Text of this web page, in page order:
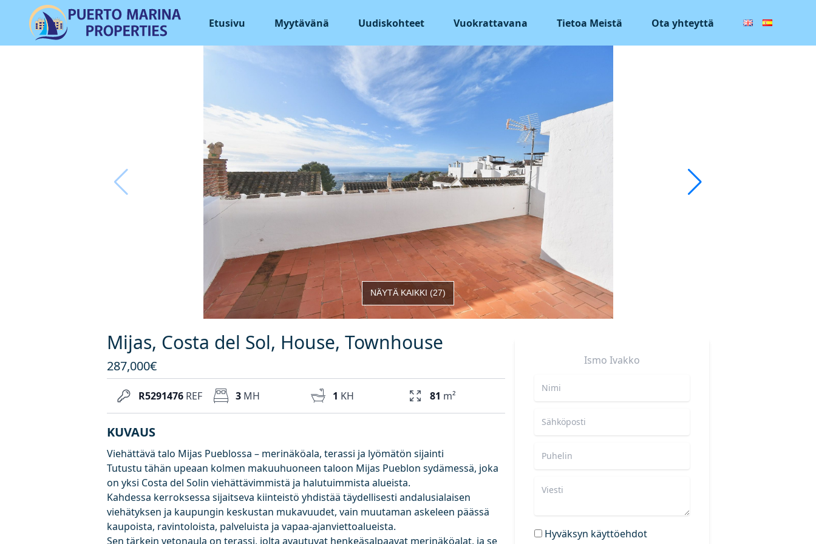
Etusivu Myytävänä Uudiskohteet Vuokrattavana Tietoa Meistä Ota yhteyttä
NÄYTÄ KAIKKI (27)
Mijas, Costa del Sol, House, Townhouse
287,000€
R5291476 REF 3 MH 1 KH 81 m²
KUVAUS
Viehättävä talo Mijas Pueblossa – merinäköala, terassi ja lyömätön sijainti
Tutustu tähän upeaan kolmen makuuhuoneen taloon Mijas Pueblon sydämessä, joka
on yksi Costa del Solin viehättävimmistä ja halutuimmista alueista.
Kahdessa kerroksessa sijaitseva kiinteistö yhdistää täydellisesti andalusialaisen
viehätyksen ja kaupungin keskustan mukavuudet, vain muutaman askeleen päässä
kaupoista, ravintoloista, palveluista ja vapaa-ajanviettoalueista.
Sen tärkein vetonaula on terassi, jolta avautuvat henkeäsalpaavat merinäköalat, ja se
Ismo Ivakko
Hyväksyn käyttöehdot